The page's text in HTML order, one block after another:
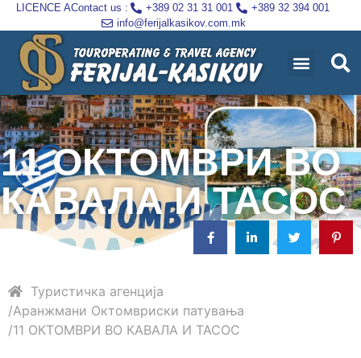
LICENCE AContact us : +389 02 31 31 001
+389 32 394 001
info@ferijalkasikov.com.mk
11 ОКТОМВРИ ВО
КАВАЛА И ТАСОС
Туристичка агенција
Аранжмани Октомвриски патувања
11 ОКТОМВРИ ВО КАВАЛА И ТАСОС